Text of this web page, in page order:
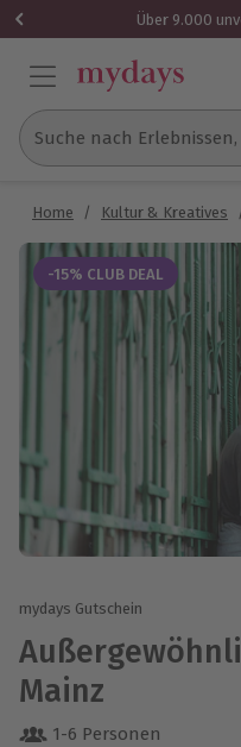
Über 9.000
Suche nach Erlebnissen,
Home / Kultur & Kreatives
-15% CLUB DEAL
mydays Gutschein
Mainz
1-6 Personen